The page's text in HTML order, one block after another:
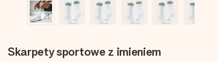
Skarpety sportowe z imieniem